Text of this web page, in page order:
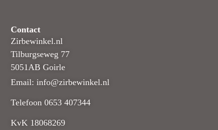
Contact
Zirbewinkel.nl
Tilburgseweg 77
5051AB Goirle
Email: info@zirbewinkel.nl
Telefoon 0653 407344
KvK 18068269